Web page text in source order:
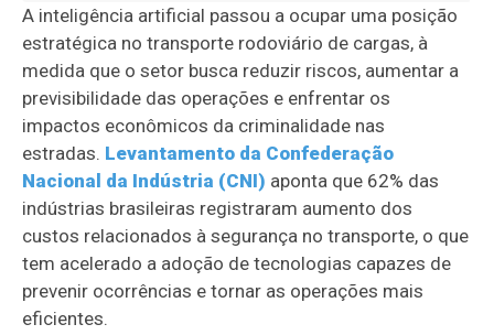
A inteligência artificial passou a ocupar uma posição
estratégica no transporte rodoviário de cargas, à
medida que o setor busca reduzir riscos, aumentar a
previsibilidade das operações e enfrentar os
impactos econômicos da criminalidade nas
estradas. Levantamento da Confederação
Nacional da Indústria (CNI) aponta que 62% das
indústrias brasileiras registraram aumento dos
custos relacionados à segurança no transporte, o que
tem acelerado a adoção de tecnologias capazes de
prevenir ocorrências e tornar as operações mais
eficientes.